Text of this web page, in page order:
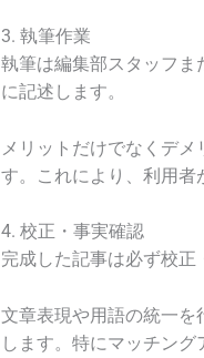
3. 執筆作業
執筆は編集部スタッフま
に記述します。
メリットだけでなくデ
す。これにより、利用者
4. 校正・事実確認
完成した記事は必ず校正
文章表現や用語の統一
します。特にマッチン